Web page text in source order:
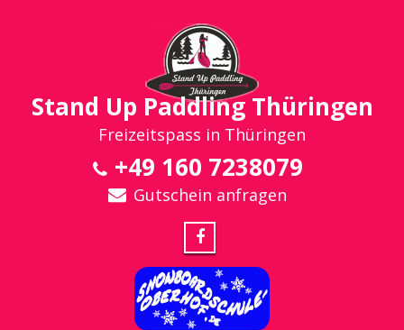
Stand Up Paddling Thüringen
Freizeitspass in Thüringen
+49 160 7238079
Gutschein anfragen